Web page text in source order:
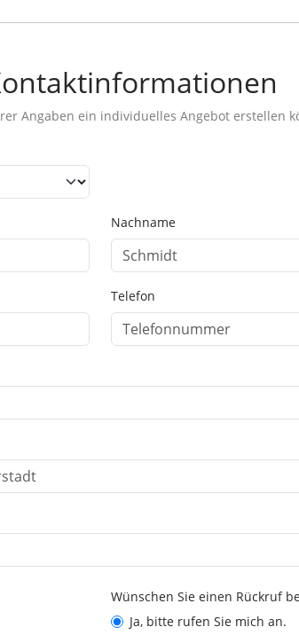
Angaben ein individuelles Angebot erstellen
Nachname
Telefon
Wünschen Sie einen Rückruf
Ja, bitte rufen Sie mich an.